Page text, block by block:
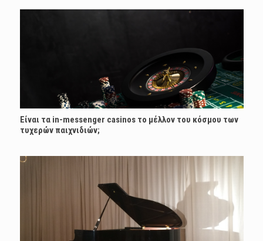
Είναι τα in-messenger casinos το μέλλον του κόσμου των
τυχερών παιχνιδιών;